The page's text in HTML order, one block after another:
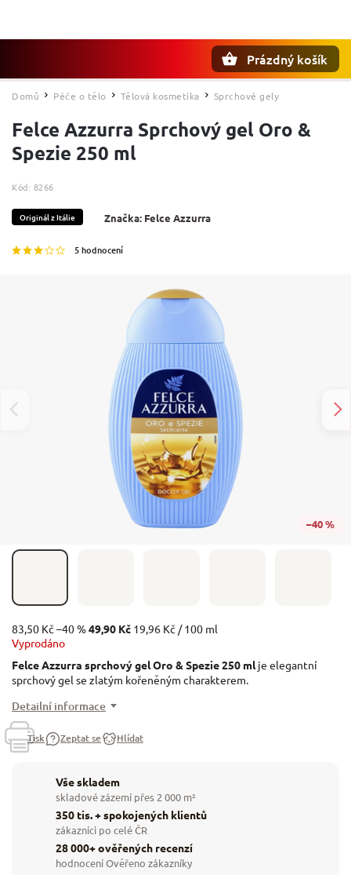
Prázdný košík
Domů / Péče o tělo / Tělová kosmetika / Sprchové gely
Felce Azzurra Sprchový gel Oro &
Spezie 250 ml
Kód: 8266
Originál z Itálie
5 hodnocení
Značka: Felce Azzurra
–40 %
83,50 Kč –40 %49,90 Kč 19,96 Kč / 100 ml
Vyprodáno
Felce Azzurra sprchový gel Oro & Spezie 250 mlje elegantní
sprchový gel se zlatým kořeněným charakterem.
Detailní informace
Tisk Zeptat se Hlídat
Vše skladem
skladové zázemí přes 2 000 m²
350 tis. + spokojených klientů
zákazníci po celé ČR
28 000+ ověřených recenzí
hodnocení Ověřeno zákazníky